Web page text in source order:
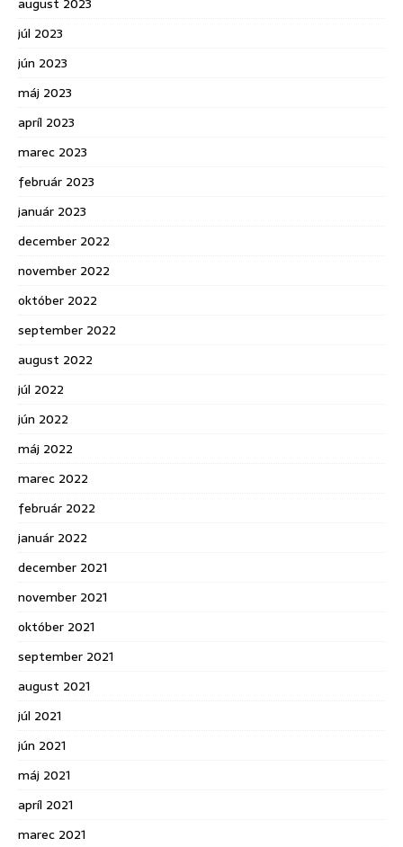
júl 2023
jún 2023
máj 2023
apríl 2023
marec 2023
február 2023
január 2023
december 2022
november 2022
október 2022
september 2022
august 2022
júl 2022
jún 2022
máj 2022
marec 2022
február 2022
január 2022
december 2021
november 2021
október 2021
september 2021
august 2021
júl 2021
jún 2021
máj 2021
apríl 2021
marec 2021